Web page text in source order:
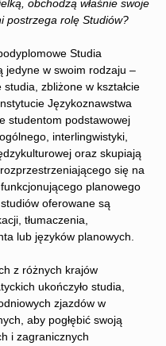
obchodzą właśnie swoje
postrzega rolę Studiów?
Studia
jedyne w swoim rodzaju –
zbliżone w kształcie
Językoznawstwa
studentom podstawowej
interlingwistyki,
oraz skupiają
się na
planowego
oferowane są
tłumaczenia,
lub języków planowych.
z różnych krajów
ukończyło studia,
zjazdów w
aby pogłębić swoją
i zagranicznych